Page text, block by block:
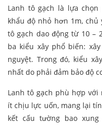
Lanh tô gạch là lựa
khẩu độ nhỏ hơn 1m,
tô gạch dao động từ 10 –
ba kiểu xây phổ biến:
nguyệt. Trong đó, kiểu
nhất do phải đảm bảo độ
Lanh tô gạch phù hợp
ít chịu lực uốn, mang lại
kết cấu tường bao